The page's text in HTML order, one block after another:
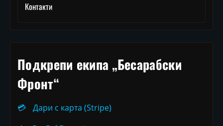
Контакти
Подкрепи екипа „Бесарабски
Фронт“
💳
Дари с карта (Stripe)